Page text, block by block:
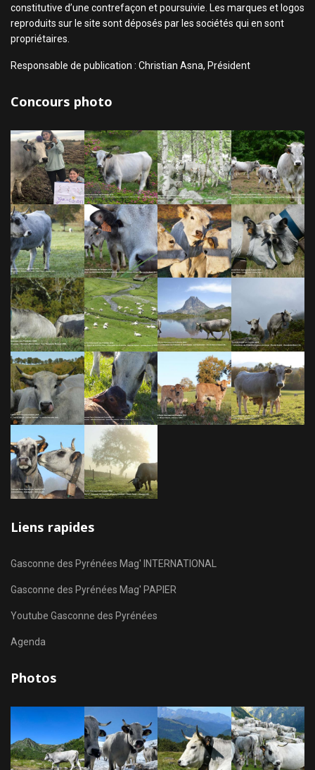
constitutive d’une contrefaçon et poursuivie. Les marques et logos
reproduits sur le site sont déposés par les sociétés qui en sont
propriétaires.
Responsable de publication : Christian Asna, Président
Concours photo
Liens rapides
Gasconne des Pyrénées Mag' INTERNATIONAL
Gasconne des Pyrénées Mag' PAPIER
Youtube Gasconne des Pyrénées
Agenda
Photos